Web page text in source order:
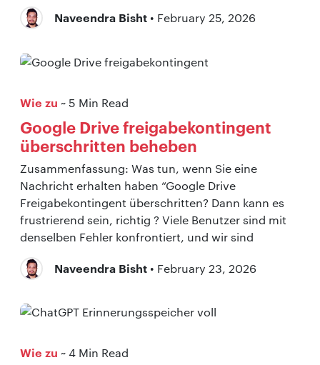
Naveendra Bisht • February 25, 2026
Wie zu ~ 5 Min Read
Google Drive freigabekontingent
überschritten beheben
Zusammenfassung: Was tun, wenn Sie eine
Nachricht erhalten haben “Google Drive
Freigabekontingent überschritten? Dann kann es
frustrierend sein, richtig ? Viele Benutzer sind mit
denselben Fehler konfrontiert, und wir sind
Naveendra Bisht • February 23, 2026
Wie zu ~ 4 Min Read